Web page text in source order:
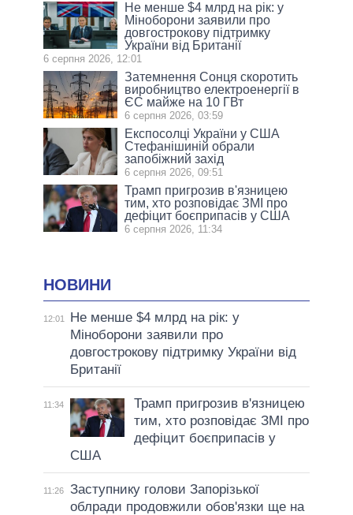
Не менше $4 млрд на рік: у
Міноборони заявили про
довгострокову підтримку
України від Британії
6 серпня 2026, 12:01
Затемнення Сонця скоротить
виробництво електроенергії в
ЄС майже на 10 ГВт
6 серпня 2026, 03:59
Експосолці України у США
Стефанішиній обрали
запобіжний захід
6 серпня 2026, 09:51
Трамп пригрозив в'язницею
тим, хто розповідає ЗМІ про
дефіцит боєприпасів у США
6 серпня 2026, 11:34
НОВИНИ
12:01
Не менше $4 млрд на рік: у
Міноборони заявили про
довгострокову підтримку України від
Британії
11:34
Трамп пригрозив в'язницею
тим, хто розповідає ЗМІ про
дефіцит боєприпасів у
США
11:26
Заступнику голови Запорізької
облради продовжили обов'язки ще на